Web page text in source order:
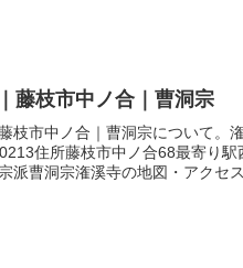
藤枝市中ノ合｜曹洞宗
枝市中ノ合｜曹洞宗について。
住所藤枝市中ノ合68最寄り
派曹洞宗潅溪寺の地図・アクセ